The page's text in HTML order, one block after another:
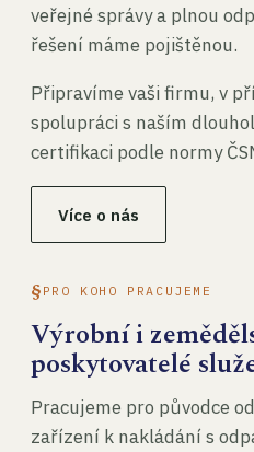
veřejné správy a plnou
řešení máme pojištěnou.
Připravíme vaši firmu, v
spolupráci s naším
certifikaci podle normy
Více o nás
PRO KOHO PRACUJEME
Výrobní i
poskytovatelé
Pracujeme pro původce
zařízení k nakládání s